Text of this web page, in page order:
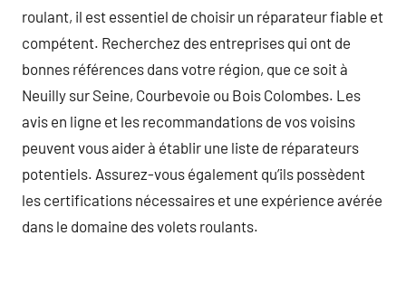
roulant, il est essentiel de choisir un réparateur fiable et
compétent. Recherchez des entreprises qui ont de
bonnes références dans votre région, que ce soit à
Neuilly sur Seine, Courbevoie ou Bois Colombes. Les
avis en ligne et les recommandations de vos voisins
peuvent vous aider à établir une liste de réparateurs
potentiels. Assurez-vous également qu’ils possèdent
les certifications nécessaires et une expérience avérée
dans le domaine des volets roulants.